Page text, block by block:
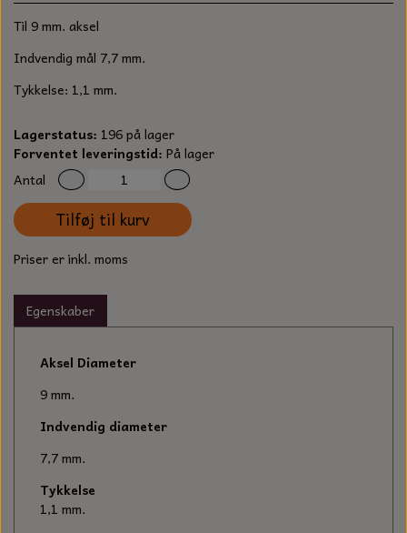
DYBEL
OLIE TIL SMÅMOTORER & HAVEMASKINER
TÆNDRØR
SPÆNDEBÅND
BENSINSLANGE OG FILTRE
STARTSNOR OG TILBEHØR
UNIVERSAL KABLER OG TILBEHØR
UNIVERSAL REMSKIVER OG STYRERULLER
STIKSAV KLINGER
ARBEJDSLYS
MEJSLER
VÆRKTØJSSÆT
Til 9 mm. aksel
Indvendig mål 7,7 mm.
Tykkelse: 1,1 mm.
Lagerstatus: 196 på lager
Forventet leveringstid: På lager
Antal
Tilføj til kurv
Priser er inkl. moms
Egenskaber
Aksel Diameter
9 mm.
Indvendig diameter
7,7 mm.
Tykkelse
1,1 mm.